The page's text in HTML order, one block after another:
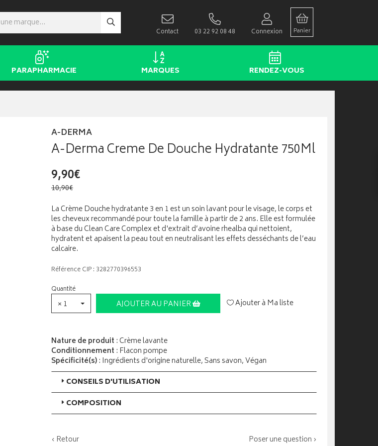
Contact 03 22 92 08 48 Connexion Panier
PARAPHARMACIE MARQUES RENDEZ-VOUS
A-DERMA
A-Derma Creme De Douche Hydratante 750Ml
9,90€
10,90€
La Crème Douche hydratante 3 en 1 est un soin lavant pour le visage, le corps et
les cheveux recommandé pour toute la famille à partir de 2 ans. Elle est formulée
à base du Clean Care Complex et d'extrait d’avoine rhealba qui nettoient,
hydratent et apaisent la peau tout en neutralisant les effets desséchants de l’eau
calcaire.
Référence CIP : 3282770396553
Quantité
× 1 AJOUTER AU PANIER Ajouter à Ma liste
Nature de produit : Crème lavante
Conditionnement : Flacon pompe
Spécificité(s): Ingrédients d'origine naturelle, Sans savon, Végan
CONSEILS D'UTILISATION
COMPOSITION
‹ Retour Poser une question ›